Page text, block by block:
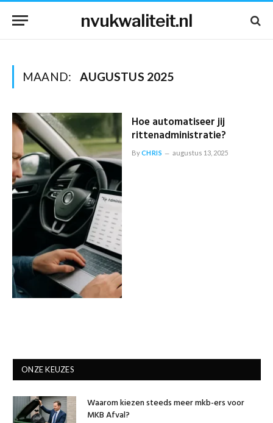
nvukwaliteit.nl
MAAND: AUGUSTUS 2025
Hoe automatiseer jij
rittenadministratie?
ByCHRIS augustus 13, 2025
ONZE KEUZES
Waarom kiezen steeds meer mkb-ers voor
MKB Afval?